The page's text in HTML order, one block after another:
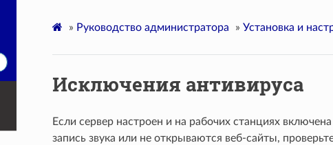
» Руководство администратора » Установка и
Исключения антивируса
Если сервер настроен и на рабочих станциях
запись звука или не открываются веб-сайты,